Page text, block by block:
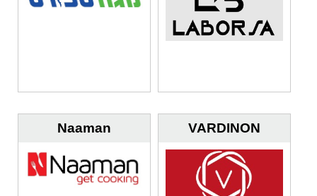
VARDINON
Naaman